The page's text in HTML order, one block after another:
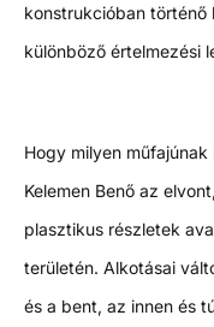
konstrukcióban történő
különböző értelmezési
Hogy milyen
Kelemen Benő az
plasztikus részletek
területén. Alkotásai
és a bent, az innen és